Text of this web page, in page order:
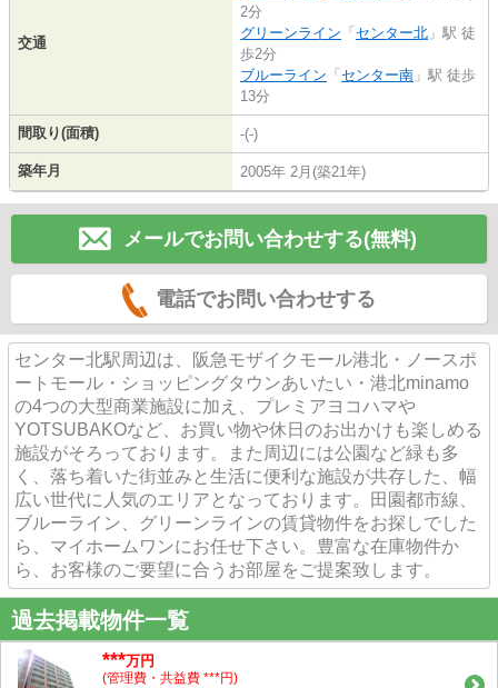
交通
2分
グリーンライン 「 センター北 」駅 徒
歩2分
ブルーライン 「 センター南 」駅 徒歩
13分
間取り(面積) -(-)
築年月 2005年 2月(築21年)
メールでお問い合わせする(無料)
電話でお問い合わせする
センター北駅周辺は、阪急モザイクモール港北・ノースポ
ートモール・ショッピングタウンあいたい・港北minamo
の4つの大型商業施設に加え、プレミアヨコハマや
YOTSUBAKOなど、お買い物や休日のお出かけも楽しめる
施設がそろっております。また周辺には公園など緑も多
く、落ち着いた街並みと生活に便利な施設が共存した、幅
広い世代に人気のエリアとなっております。田園都市線、
ブルーライン、グリーンラインの賃貸物件をお探しでした
ら、マイホームワンにお任せ下さい。豊富な在庫物件か
ら、お客様のご要望に合うお部屋をご提案致します。
過去掲載物件一覧
***万円
(管理費・共益費 ***円)